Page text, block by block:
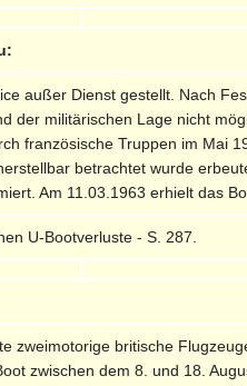
außer Dienst gestellt. Nach
der militärischen Lage nicht
französische Truppen im Mai
betrachtet wurde
Am 11.03.1963 erhielt das
U-Bootverluste - S. 287.
zweimotorige britische
zwischen dem 8. und 18.